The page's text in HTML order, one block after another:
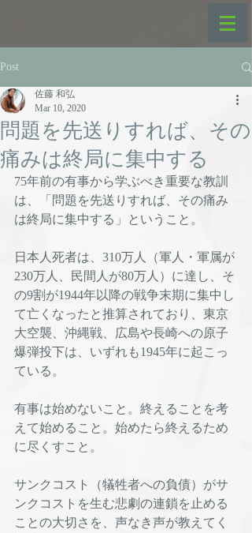
Post
問題を先送りすれば、その
痛みは終局に集中する
佐藤 和弘
Mar 10, 2020
75年前の有事から学ぶべき重要な教訓
は、「問題を先送りすれば、その痛み
は終局に集中する」ということ。
日本人死者は、310万人（軍人・軍属が
230万人、民間人が80万人）に達し、そ
の9割が1944年以降の戦争末期に集中し
て亡くなったと推算されており、東京
大空襲、沖縄戦、広島や長崎への原子
爆弾投下は、いずれも1945年に起こっ
ている。
有事は始めないこと。終えることを考
えて始めること。始めたら終えるため
に尽くすこと。
サンクコスト（犠牲者への負債）がサ
ンクコストを生む悲劇の連鎖を止める
ことの大切さを、声なき声が教えてく